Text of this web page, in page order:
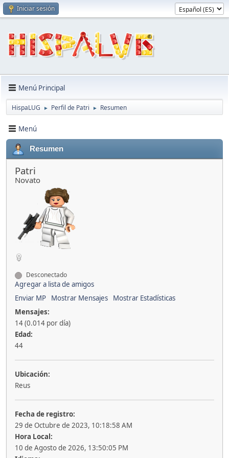
Iniciar sesión
Menú Principal
HispaLUG ► Perfil de Patri ► Resumen
Menú
Resumen
Patri
Novato
Desconectado
Agregar a lista de amigos
Enviar MP
Mostrar Mensajes
Mostrar Estadísticas
Mensajes:
14 (0.014 por día)
Edad:
44
Ubicación:
Reus
Fecha de registro:
29 de Octubre de 2023, 10:18:58 AM
Hora Local:
10 de Agosto de 2026, 13:50:05 PM